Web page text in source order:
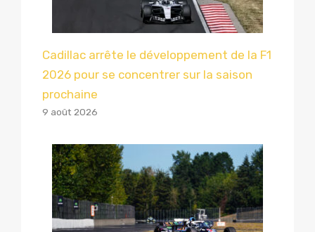
Cadillac arrête le développement de la F1
2026 pour se concentrer sur la saison
prochaine
9 août 2026